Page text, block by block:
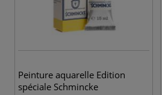
Peinture aquarelle Edition
spéciale Schmincke